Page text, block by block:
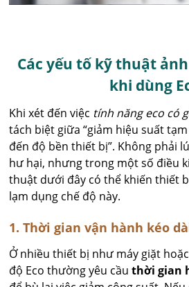
Các yếu tố kỹ thuật
khi dùng
Khi xét đến việc tính năng eco có
tách biệt giữa “giảm hiệu suất
đến độ bền thiết bị”. Không phải
hư hại, nhưng trong một số điều
thuật dưới đây có thể khiến thiết
lạm dụng chế độ này.
1. Thời gian vận hành kéo
Ở nhiều thiết bị như máy giặt
độ Eco thường yêu cầuthời gian